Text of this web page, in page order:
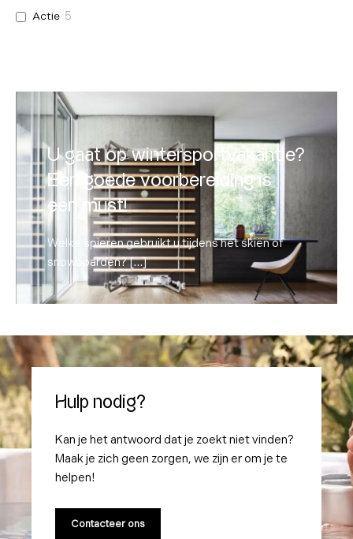
Actie 5
U gaat op wintersportvakantie?
Een goede voorbereiding is
een must!
Welke spieren gebruikt u tijdens het skiën of
snowboarden? […]
U gaat op wintersportvakantie?
Een goede voorbereiding is
een must!
Welke spieren gebruikt u tijdens het skiën of
snowboarden? […]
Lees meer
Hulp nodig?
Kan je het antwoord dat je zoekt niet vinden?
Maak je zich geen zorgen, we zijn er om je te
helpen!
Contacteer ons